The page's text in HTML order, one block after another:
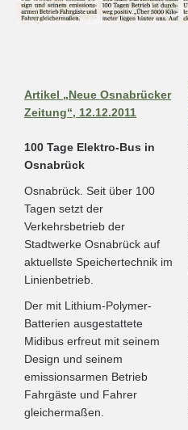
Artikel „Neue Osnabrücker
Zeitung“, 12.12.2011
100 Tage Elektro-Bus in
Osnabrück
Osnabrück. Seit über 100
Tagen setzt der
Verkehrsbetrieb der
Stadtwerke Osnabrück auf
aktuellste Speichertechnik im
Linienbetrieb.
Der mit Lithium-Polymer-
Batterien ausgestattete
Midibus erfreut mit seinem
Design und seinem
emissionsarmen Betrieb
Fahrgäste und Fahrer
gleichermaßen.